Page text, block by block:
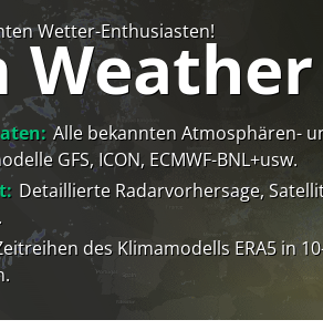
Wetter-Enthusiasten!
Weather
Alle bekannten Atmosphären-
GFS, ICON, ECMWF-BNL+usw.
Detaillierte Radarvorhersage,
des Klimamodells ERA5 in